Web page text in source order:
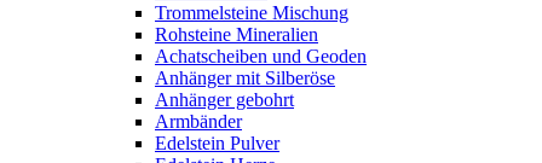
Trommelsteine Mischung
Rohsteine Mineralien
Achatscheiben und Geoden
Anhänger mit Silberöse
Anhänger gebohrt
Armbänder
Edelstein Pulver